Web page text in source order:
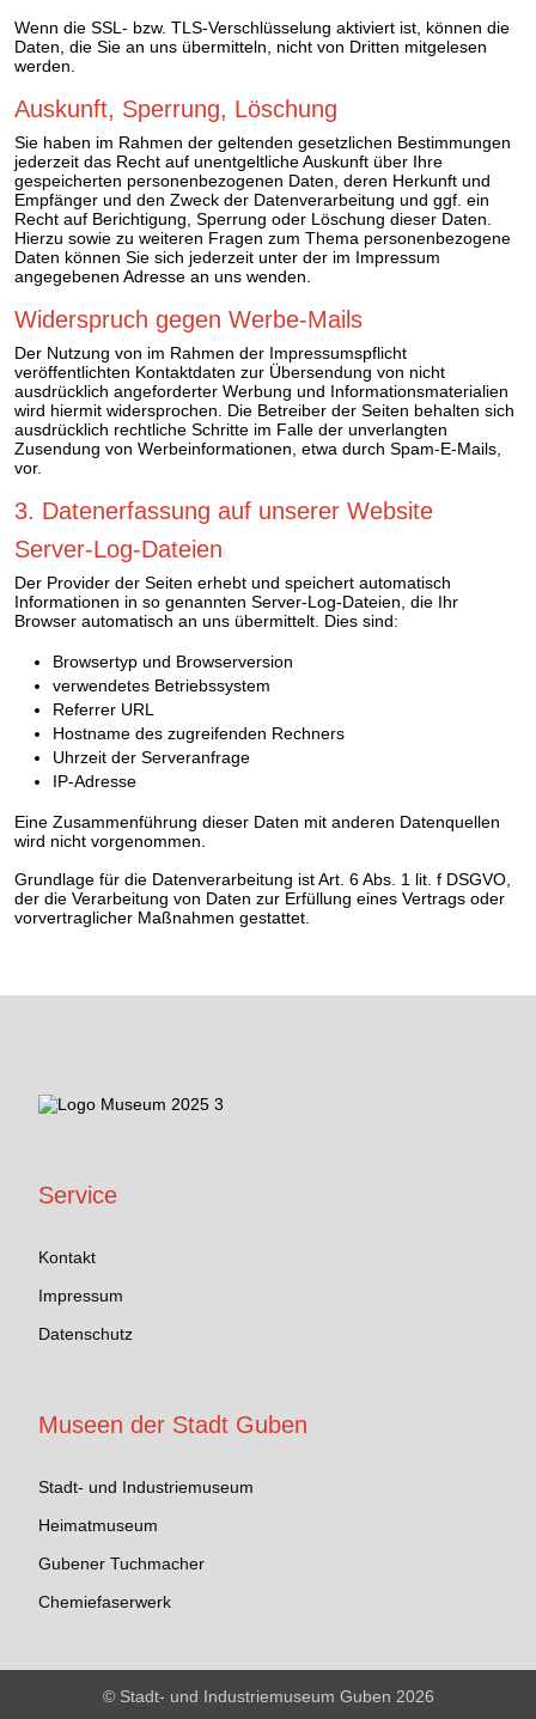
Wenn die SSL- bzw. TLS-Verschlüsselung aktiviert ist, können die
Daten, die Sie an uns übermitteln, nicht von Dritten mitgelesen
werden.
Auskunft, Sperrung, Löschung
Sie haben im Rahmen der geltenden gesetzlichen Bestimmungen
jederzeit das Recht auf unentgeltliche Auskunft über Ihre
gespeicherten personenbezogenen Daten, deren Herkunft und
Empfänger und den Zweck der Datenverarbeitung und ggf. ein
Recht auf Berichtigung, Sperrung oder Löschung dieser Daten.
Hierzu sowie zu weiteren Fragen zum Thema personenbezogene
Daten können Sie sich jederzeit unter der im Impressum
angegebenen Adresse an uns wenden.
Widerspruch gegen Werbe-Mails
Der Nutzung von im Rahmen der Impressumspflicht
veröffentlichten Kontaktdaten zur Übersendung von nicht
ausdrücklich angeforderter Werbung und Informationsmaterialien
wird hiermit widersprochen. Die Betreiber der Seiten behalten sich
ausdrücklich rechtliche Schritte im Falle der unverlangten
Zusendung von Werbeinformationen, etwa durch Spam-E-Mails,
vor.
3. Datenerfassung auf unserer Website
Server-Log-Dateien
Der Provider der Seiten erhebt und speichert automatisch
Informationen in so genannten Server-Log-Dateien, die Ihr
Browser automatisch an uns übermittelt. Dies sind:
Browsertyp und Browserversion
verwendetes Betriebssystem
Referrer URL
Hostname des zugreifenden Rechners
Uhrzeit der Serveranfrage
IP-Adresse
Eine Zusammenführung dieser Daten mit anderen Datenquellen
wird nicht vorgenommen.
Grundlage für die Datenverarbeitung ist Art. 6 Abs. 1 lit. f DSGVO,
der die Verarbeitung von Daten zur Erfüllung eines Vertrags oder
vorvertraglicher Maßnahmen gestattet.
Service
Kontakt
Impressum
Datenschutz
Museen der Stadt Guben
Stadt- und Industriemuseum
Heimatmuseum
Gubener Tuchmacher
Chemiefaserwerk
© Stadt- und Industriemuseum Guben 2026